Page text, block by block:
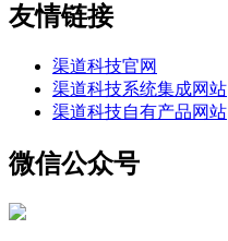
友情链接
渠道科技官网
渠道科技系统集成网站
渠道科技自有产品网站
微信公众号